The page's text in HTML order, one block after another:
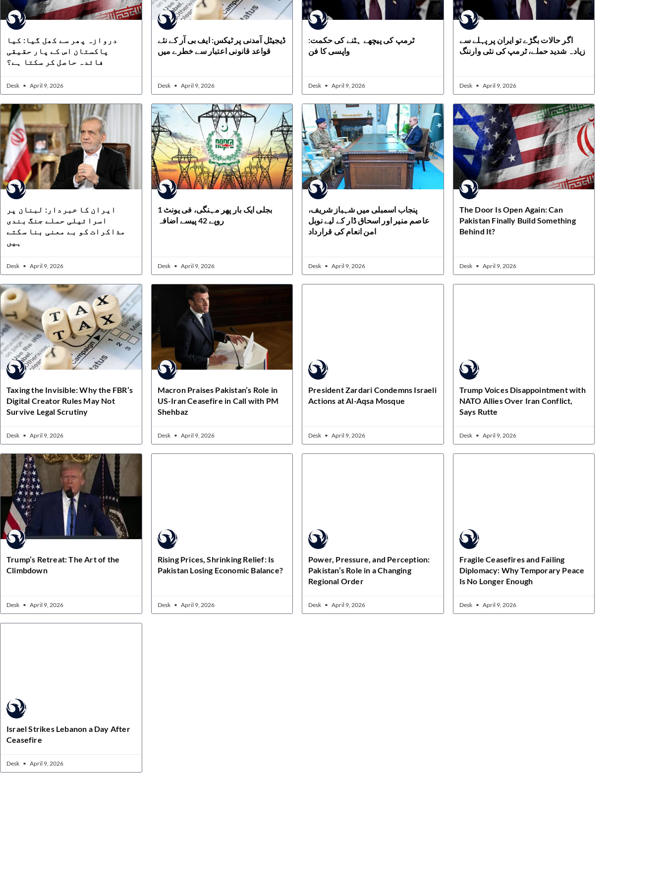
دروازہ پھر سے کھل گیا: کیا
پاکستان اس کے پار حقیقی
فائدہ حاصل کر سکتا ہے؟
Desk April 9, 2026
ڈیجیٹل آمدنی پر ٹیکس: ایف بی آر کے نئے
قواعد قانونی اعتبار سے خطرے میں
Desk April 9, 2026
ٹرمپ کی پیچھے ہٹنے کی حکمت:
واپسی کا فن
Desk April 9, 2026
اگر حالات بگڑے تو ایران پر پہلے سے
زیادہ شدید حملے، ٹرمپ کی نئی وارننگ
Desk April 9, 2026
ایران کا خبردار: لبنان پر
اسرائیلی حملے جنگ بندی
مذاکرات کو بے معنی بنا سکتے
ہیں
Desk April 9, 2026
بجلی ایک بار پھر مہنگی، فی یونٹ 1
روپے 42 پیسے اضافہ
Desk April 9, 2026
پنجاب اسمبلی میں شہباز شریف،
عاصم منیر اور اسحاق ڈار کے لیے نوبل
امن انعام کی قرارداد
Desk April 9, 2026
The Door Is Open Again: Can
Pakistan Finally Build Something
Behind It?
Desk April 9, 2026
Taxing the Invisible: Why the FBR’s
Digital Creator Rules May Not
Survive Legal Scrutiny
Desk April 9, 2026
Macron Praises Pakistan’s Role in
US-Iran Ceasefire in Call with PM
Shehbaz
Desk April 9, 2026
President Zardari Condemns Israeli
Actions at Al-Aqsa Mosque
Desk April 9, 2026
Trump Voices Disappointment with
NATO Allies Over Iran Conflict,
Says Rutte
Desk April 9, 2026
Trump’s Retreat: The Art of the
Climbdown
Desk April 9, 2026
Rising Prices, Shrinking Relief: Is
Pakistan Losing Economic Balance?
Desk April 9, 2026
Power, Pressure, and Perception:
Pakistan’s Role in a Changing
Regional Order
Desk April 9, 2026
Fragile Ceasefires and Failing
Diplomacy: Why Temporary Peace
Is No Longer Enough
Desk April 9, 2026
Israel Strikes Lebanon a Day After
Ceasefire
Desk April 9, 2026